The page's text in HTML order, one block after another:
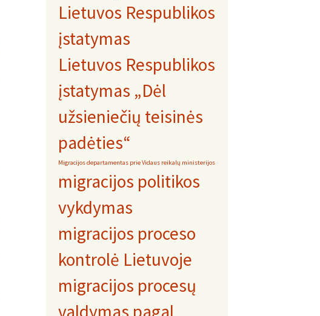
Lietuvos Respublikos
įstatymas
Lietuvos Respublikos
įstatymas „Dėl
užsieniečių teisinės
padėties“
Migracijos departamentas prie Vidaus reikalų ministerijos
migracijos politikos
vykdymas
migracijos proceso
kontrolė Lietuvoje
migracijos procesų
valdymas pagal